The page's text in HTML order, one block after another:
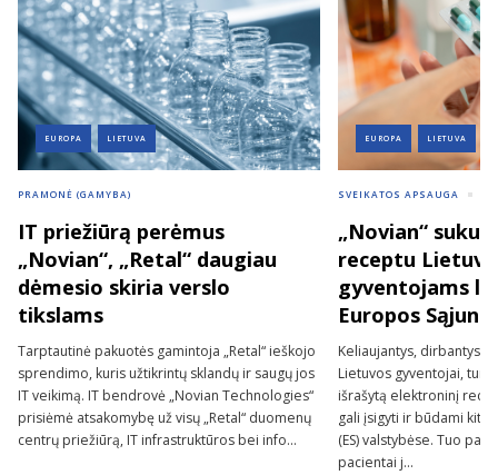
EUROPA LIETUVA
PRAMONĖ (GAMYBA)
IT priežiūrą perėmus
„Novian“, „Retal“ daugiau
dėmesio skiria verslo
tikslams
Tarptautinė pakuotės gamintoja „Retal“ ieškojo
sprendimo, kuris užtikrintų sklandų ir saugų jos
IT veikimą. IT bendrovė „Novian Technologies“
prisiėmė atsakomybę už visų „Retal“ duomenų
centrų priežiūrą, IT infrastruktūros bei info...
EUROPA LIETUVA
SVEIKATOS APSAUGA
„Novian“
receptu
gyventojams
Europos
Keliaujantys, dirbantys
Lietuvos gyventojai,
išrašytą elektroninį
gali įsigyti ir būdami
(ES) valstybėse. Tuo
pacientai j...